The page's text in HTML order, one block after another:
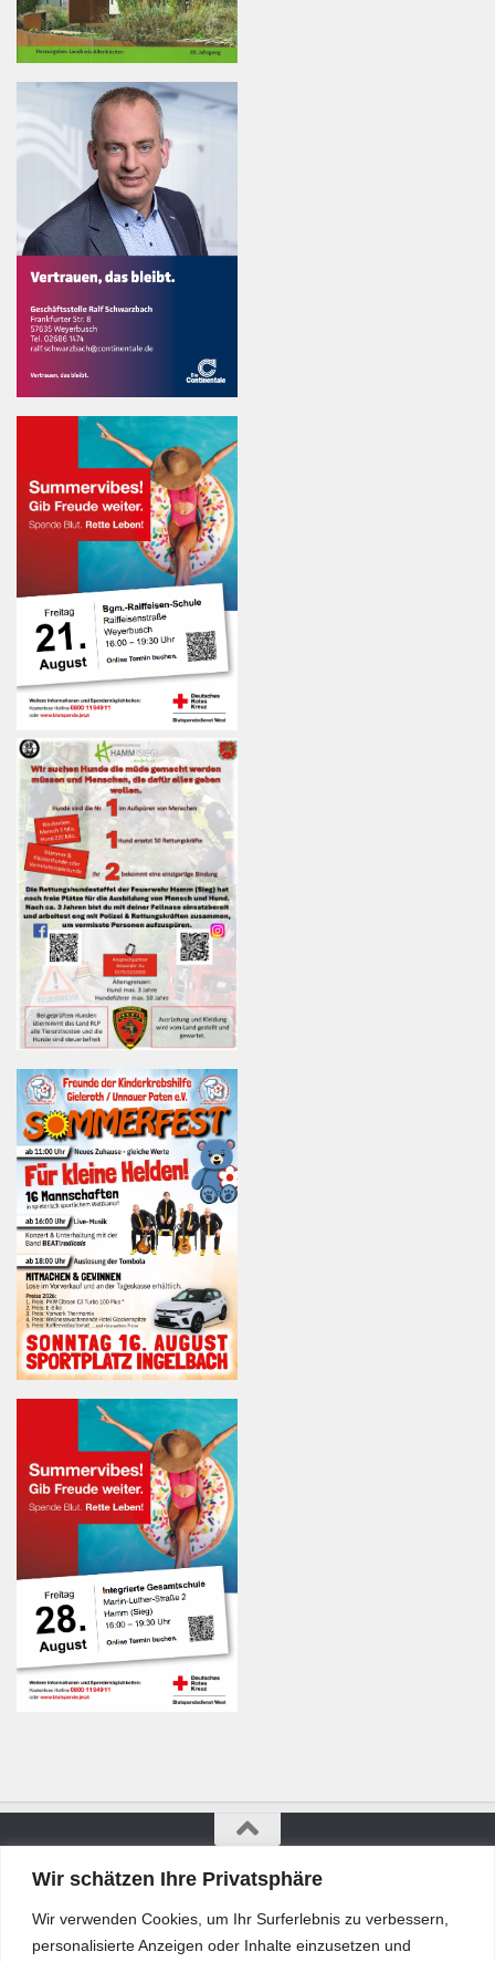
Wir schätzen Ihre Privatsphäre
Wir verwenden Cookies, um Ihr Surferlebnis zu verbessern,
personalisierte Anzeigen oder Inhalte einzusetzen und
Bürgerkurier © 2026. Alle Rechte vorbehalten.